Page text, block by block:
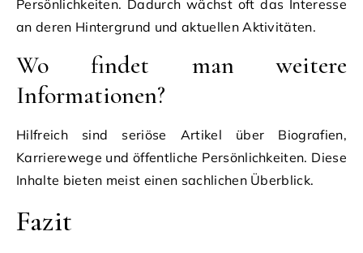
Persönlichkeiten. Dadurch wächst oft das Interesse
an deren Hintergrund und aktuellen Aktivitäten.
Wo findet man weitere
Informationen?
Hilfreich sind seriöse Artikel über Biografien,
Karrierewege und öffentliche Persönlichkeiten. Diese
Inhalte bieten meist einen sachlichen Überblick.
Fazit